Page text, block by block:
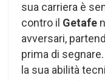
sua carriera è
contro il Getafe
avversari,
prima di
la sua abilità